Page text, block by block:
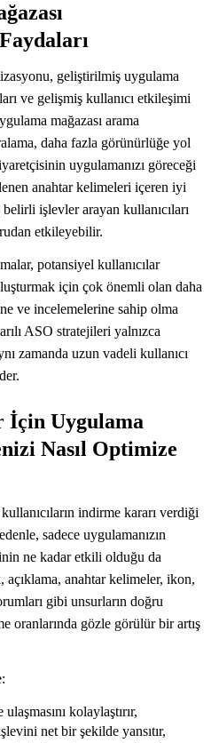
geliştirilmiş uygulama
ve gelişmiş kullanıcı etkileşimi
mağazası arama
daha fazla görünürlüğe yol
uygulamanızı göreceği
anahtar kelimeleri içeren iyi
işlevler arayan kullanıcıları
etkileyebilir.
potansiyel kullanıcılar
için çok önemli olan daha
ve incelemelerine sahip olma
ASO stratejileri yalnızca
zamanda uzun vadeli kullanıcı
İçin Uygulama
Nasıl Optimize
indirme kararı verdiği
sadece uygulamanızın
ne kadar etkili olduğu da
açıklama, anahtar kelimeler, ikon,
gibi unsurların doğru
oranlarında gözle görülür bir artış
kolaylaştırır,
net bir şekilde yansıtır,